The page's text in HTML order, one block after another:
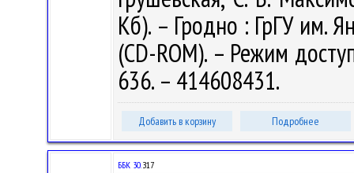
Кб). – Гродно : ГрГУ им.
(CD-ROM). – Режим
636. – 414608431.
Добавить в корзину Подробнее
ББК 30.З17